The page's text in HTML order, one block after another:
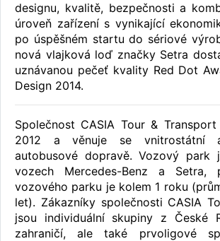
designu, kvalitě, bezpečnosti a
úroveň zařízení s vynikající
po úspěšném startu do sériové
nová vlajková loď značky Setra
uznávanou pečeť kvality Red Dot
Design 2014.
Společnost CASIA Tour &
2012 a věnuje se vnitrostátní
autobusové dopravě. Vozový park
vozech Mercedes-Benz a Setra,
vozového parku je kolem 1 roku
let). Zákazníky společnosti CASIA
jsou individuální skupiny z České
zahraničí, ale také prvoligové